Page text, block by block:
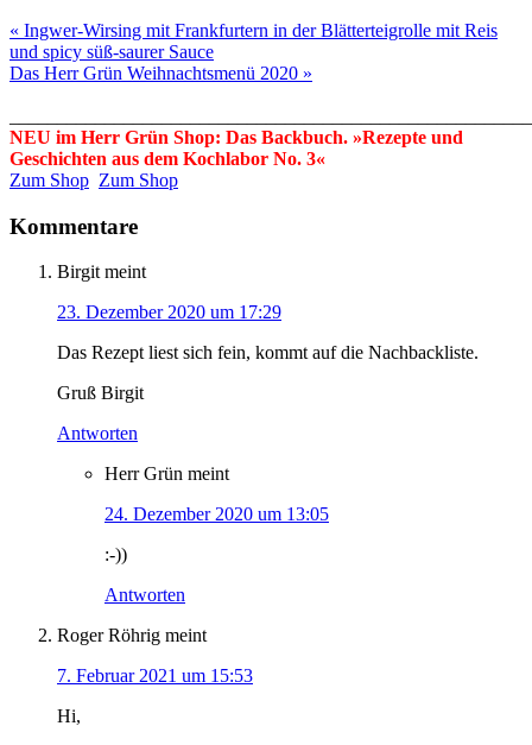
« Ingwer-Wirsing mit Frankfurtern in der Blätterteigrolle mit Reis
und spicy süß-saurer Sauce
Das Herr Grün Weihnachtsmenü 2020 »
NEU im Herr Grün Shop: Das Backbuch. »Rezepte und
Geschichten aus dem Kochlabor No. 3«
Zum Shop Zum Shop
Kommentare
Birgit meint
23. Dezember 2020 um 17:29
Das Rezept liest sich fein, kommt auf die Nachbackliste.
Gruß Birgit
Antworten
Herr Grün meint
24. Dezember 2020 um 13:05
:-))
Antworten
Roger Röhrig meint
7. Februar 2021 um 15:53
Hi,